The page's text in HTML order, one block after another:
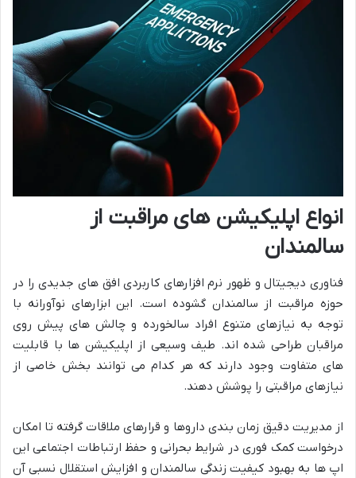
انواع اپلیکیشن های مراقبت از
سالمندان
فناوری دیجیتال و ظهور نرم افزارهای کاربردی افق های جدیدی را در
حوزه مراقبت از سالمندان گشوده است. این ابزارهای نوآورانه با
توجه به نیازهای متنوع افراد سالخورده و چالش های پیش روی
مراقبان طراحی شده اند. طیف وسیعی از اپلیکیشن ها با قابلیت
های متفاوت وجود دارند که هر کدام می توانند بخش خاصی از
نیازهای مراقبتی را پوشش دهند.
از مدیریت دقیق زمان بندی داروها و قرارهای ملاقات گرفته تا امکان
درخواست کمک فوری در شرایط بحرانی و حفظ ارتباطات اجتماعی این
اپ ها به بهبود کیفیت زندگی سالمندان و افزایش استقلال نسبی آن